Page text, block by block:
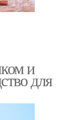
и
для